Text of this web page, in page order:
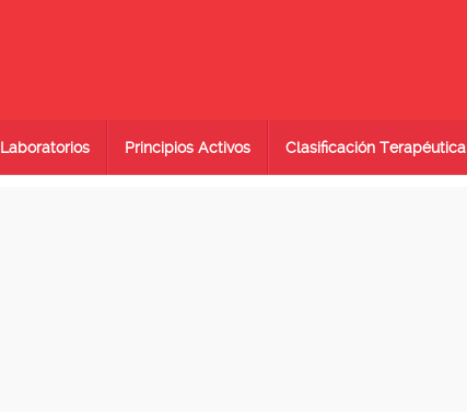
Laboratorios Principios Activos Clasificación Terapéutica